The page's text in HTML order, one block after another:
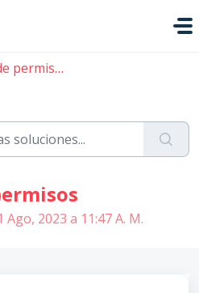
permisos
2023 a 11:47 A. M.